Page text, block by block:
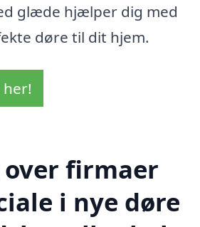
glæde hjælper dig med
døre til dit hjem.
her!
firmaer
i nye døre